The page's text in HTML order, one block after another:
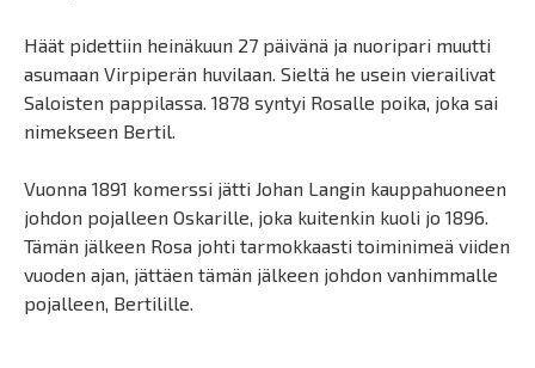
Häät pidettiin heinäkuun 27 päivänä ja nuoripari muutti
asumaan Virpiperän huvilaan. Sieltä he usein vierailivat
Saloisten pappilassa. 1878 syntyi Rosalle poika, joka sai
nimekseen Bertil.
Vuonna 1891 komerssi jätti Johan Langin kauppahuoneen
johdon pojalleen Oskarille, joka kuitenkin kuoli jo 1896.
Tämän jälkeen Rosa johti tarmokkaasti toiminimeä viiden
vuoden ajan, jättäen tämän jälkeen johdon vanhimmalle
pojalleen, Bertilille.